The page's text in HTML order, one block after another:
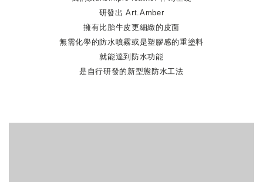
研發出 Art.Amber
擁有比胎牛皮更細緻的皮面
無需化學的防水噴霧或是塑膠感的重塗料
就能達到防水功能
是自行研發的新型態防水工法